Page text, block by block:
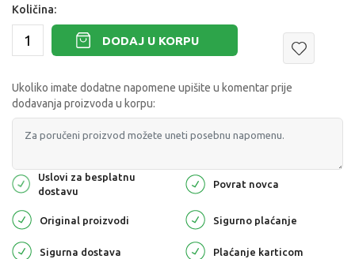
Količina:
DODAJ U KORPU
Ukoliko imate dodatne napomene upišite u komentar prije
dodavanja proizvoda u korpu:
Uslovi za besplatnu
dostavu
Povrat novca
Original proizvodi Sigurno plaćanje
Sigurna dostava Plaćanje karticom